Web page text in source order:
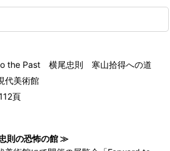
the Past 横尾忠則 寒山拾得への道
代美術館
頁
則の恐怖の館 ≫